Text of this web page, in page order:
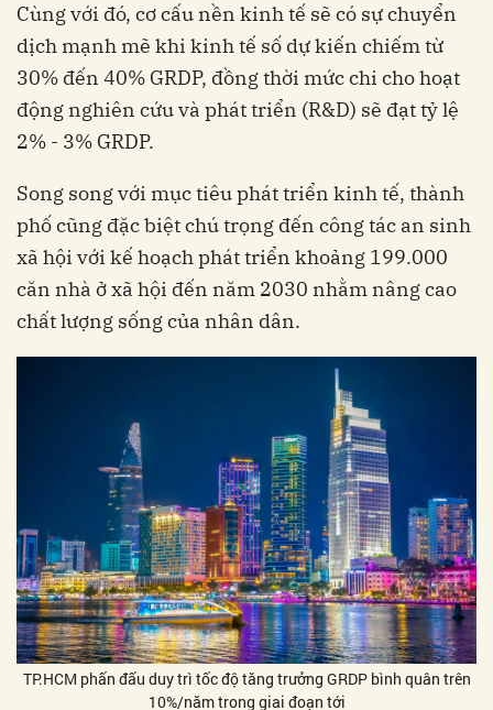
Cùng với đó, cơ cấu nền kinh tế sẽ có sự chuyển
dịch mạnh mẽ khi kinh tế số dự kiến chiếm từ
30% đến 40% GRDP, đồng thời mức chi cho hoạt
động nghiên cứu và phát triển (R&D) sẽ đạt tỷ lệ
2% - 3% GRDP.
Song song với mục tiêu phát triển kinh tế, thành
phố cũng đặc biệt chú trọng đến công tác an sinh
xã hội với kế hoạch phát triển khoảng 199.000
căn nhà ở xã hội đến năm 2030 nhằm nâng cao
chất lượng sống của nhân dân.
TP.HCM phấn đấu duy trì tốc độ tăng trưởng GRDP bình quân trên
10%/năm trong giai đoạn tới